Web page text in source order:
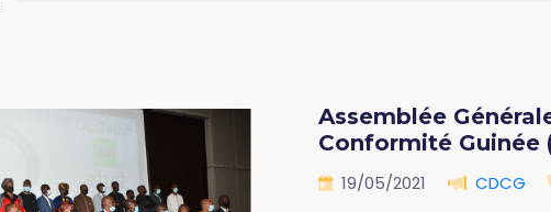
Assemblée
Conformité Guinée
19/05/2021 CDCG